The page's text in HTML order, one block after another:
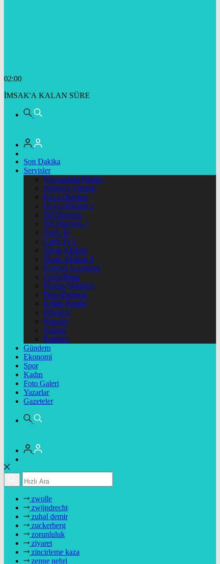
02:00
İMSAK'A KALAN SÜRE
Son Dakika
Servisler
Vizyondaki Filmler
Haftanin Filmleri
Hava Durumu
Hava Durumu 2
Yol Durumu
Yol Durumu 2
Canlı Tv
Canlı Tv 2
Yayın Akışları
Yayın Akışları 2
Nöbetçi Eczaneler
Canlı Borsa
Namaz Vakitleri
Puan Durumu
Kripto Paralar
Dövizler
Hisseler
Altınlar
Pariteler
Gündem
Ekonomi
Spor
Kadın
Foto Galeri
Yazarlar
Gazeteler
zwolle
zwijndrecht
zuhal demir
zuckerberg
zorunluluk
ziyaret
zincirleme kaza
zenne nehri